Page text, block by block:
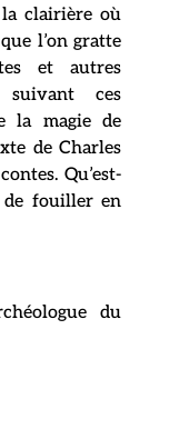
la clairière où
l’on gratte
et autres
suivant ces
la magie de
de Charles
Qu’est-
de fouiller en
du